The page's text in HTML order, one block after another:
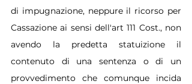
di impugnazione, neppure il ricorso per
Cassazione ai sensi dell'art 111 Cost., non
avendo la predetta statuizione il
contenuto di una sentenza o di un
provvedimento che comunque incida